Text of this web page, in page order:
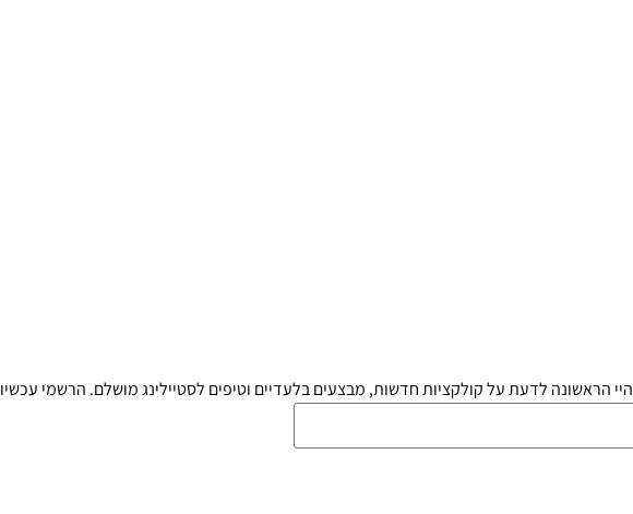
היי הראשונה לדעת על קולקציות חדשות, מבצעים בלעדיים וטיפים לסטיילינג מושלם. הרשמי עכשיו